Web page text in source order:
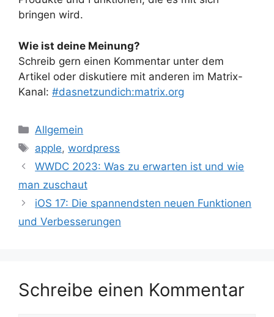
bringen wird.
Wie ist deine Meinung?
Schreib gern einen Kommentar unter dem
Artikel oder diskutiere mit anderen im Matrix-
Kanal: #dasnetzundich:matrix.org
Kategorien
Allgemein
Schlagwörter
apple,wordpress
WWDC 2023: Was zu erwarten ist und wie
man zuschaut
iOS 17: Die spannendsten neuen Funktionen
und Verbesserungen
Schreibe einen Kommentar